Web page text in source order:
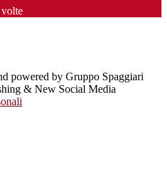
volte
powered by Gruppo Spaggiari
& New Social Media